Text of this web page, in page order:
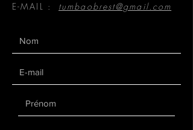
E-MAIL :
tumbaobrest@gmail.com